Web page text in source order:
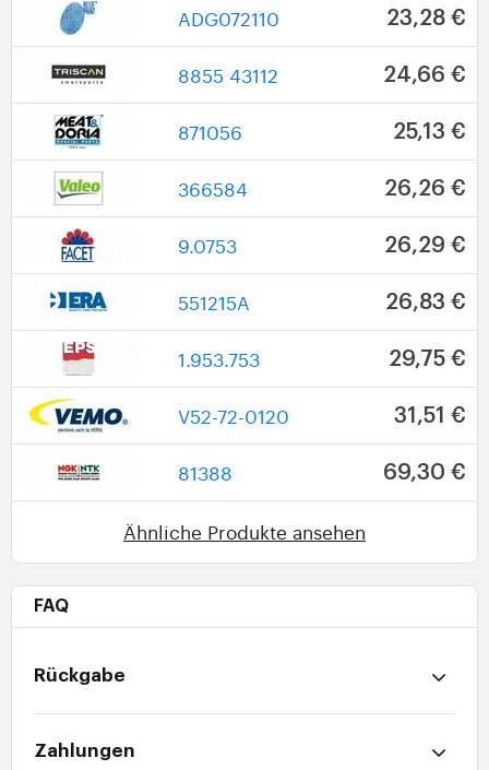
ADG072110 23,28 €
8855 43112 24,66 €
871056 25,13 €
366584 26,26 €
9.0753 26,29 €
551215A 26,83 €
1.953.753 29,75 €
V52-72-0120 31,51 €
81388 69,30 €
Ähnliche Produkte ansehen
FAQ
Rückgabe
Zahlungen